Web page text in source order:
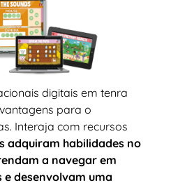
digitais em tenra
para o
Interaja com recursos
adquiram habilidades no
a navegar em
desenvolvam uma